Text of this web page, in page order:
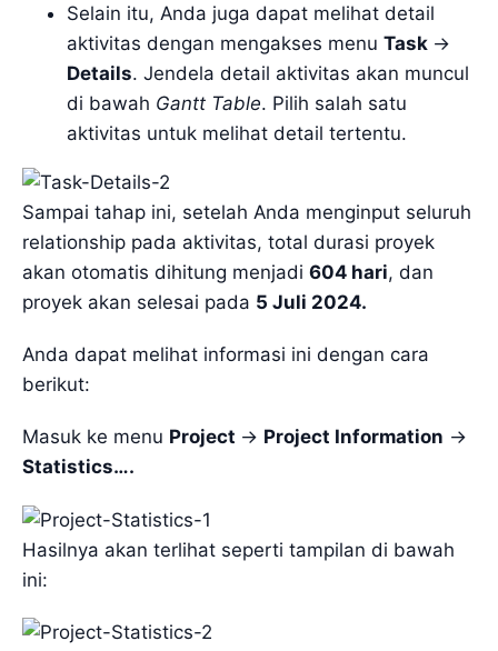
Selain itu, Anda juga dapat melihat detail
aktivitas dengan mengakses menu Task ->
Details. Jendela detail aktivitas akan muncul
di bawah Gantt Table. Pilih salah satu
aktivitas untuk melihat detail tertentu.
Sampai tahap ini, setelah Anda menginput seluruh
relationship pada aktivitas, total durasi proyek
akan otomatis dihitung menjadi 604 hari, dan
proyek akan selesai pada 5 Juli 2024.
Anda dapat melihat informasi ini dengan cara
berikut:
Masuk ke menu Project -> Project Information ->
Statistics….
Hasilnya akan terlihat seperti tampilan di bawah
ini: